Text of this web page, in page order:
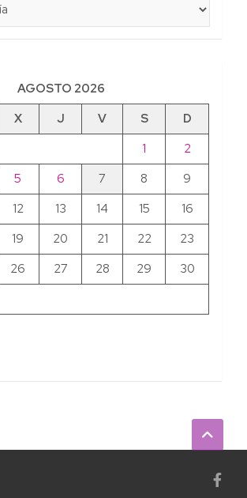
AGOSTO 2026
X J V S
D
1
2
5 6 7 8
9
12 13 14 15
16
19 20 21 22
23
26 27 28 29
30